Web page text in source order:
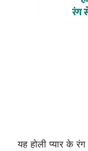
यह होली प्यार के